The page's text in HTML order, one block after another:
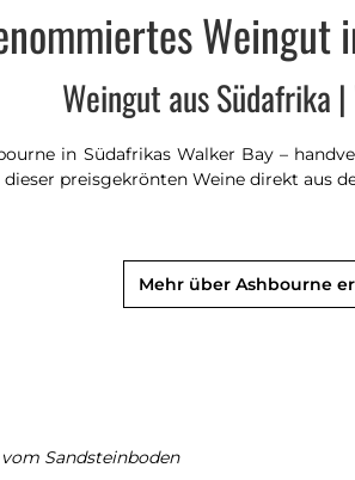
Weingut
Weingut aus Südafrika
in Südafrikas Walker Bay –
preisgekrönten Weine direkt aus
Mehr über Ashbourne
Sandsteinboden